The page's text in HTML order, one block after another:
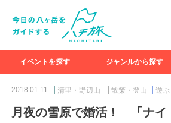
イベントを探す ジャンルから探す
2018.01.11 清里・野辺山 散策・登山 遊ぶ
月夜の雪原で婚活！ 「ナイ